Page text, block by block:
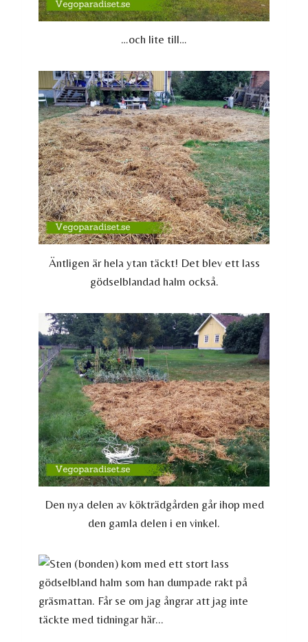
…och lite till…
Äntligen är hela ytan täckt! Det blev ett lass
gödselblandad halm också.
Den nya delen av kökträdgården går ihop med
den gamla delen i en vinkel.